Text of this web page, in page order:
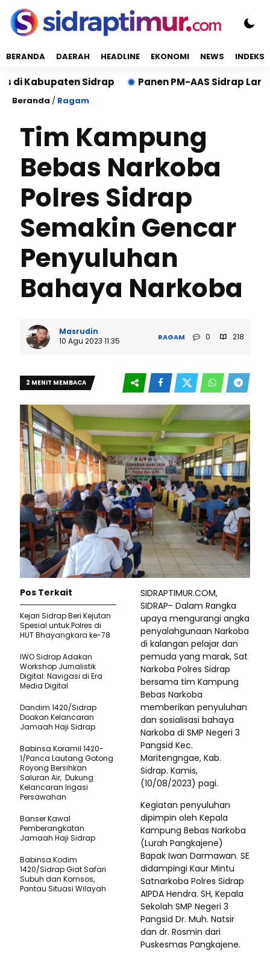
BERANDA DAERAH HEADLINE EKONOMI NEWS INDEKS
Sidrap Panen PM-AAS Sidrap Lampaui
Beranda / Ragam
Tim Kampung
Bebas Narkoba
Polres Sidrap
Semakin Gencar
Penyuluhan
Bahaya Narkoba
Masrudin
10 Agu 2023 11:35
RAGAM 0 218
2 MENIT MEMBACA
SIDRAPTIMUR.COM,
SIDRAP- Dalam Rangka
upaya mengurangi angka
penyalahgunaan Narkoba
di kalangan pelajar dan
pemuda yang marak, Sat
Narkoba Polres Sidrap
bersama tim Kampung
Bebas Narkoba
memberikan penyuluhan
dan sosialisasi bahaya
Narkoba di SMP Negeri 3
Pangsid Kec.
Maritengngae, Kab.
Sidrap. Kamis,
(10/08/2023) pagi.
Kegiatan penyuluhan
dipimpin oleh Kepala
Kampung Bebas Narkoba
(Lurah Pangkajene)
Bapak Iwan Darmawan. SE
didampingi Kaur Mintu
Satnarkoba Polres Sidrap
AIPDA Hendra. SH, Kepala
Sekolah SMP Negeri 3
Pangsid Dr. Muh. Natsir
dan dr. Rosmin dari
Puskesmas Pangkajene.
Pos Terkait
Kejari Sidrap Beri Kejutan
Spesial untuk Polres di
HUT Bhayangkara ke-78
IWO Sidrap Adakan
Workshop Jurnalistik
Digital: Navigasi di Era
Media Digital
Dandim 1420/Sidrap
Doakan Kelancaran
Jamaah Haji Sidrap
Babinsa Koramil 1420-
1/Panca Lautang Gotong
Royong Bersihkan
Saluran Air, Dukung
Kelancaran Irigasi
Persawahan
Banser Kawal
Pemberangkatan
Jamaah Haji Sidrap
Babinsa Kodim
1420/Sidrap Giat Safari
Subuh dan Komsos,
Pantau Situasi Wilayah